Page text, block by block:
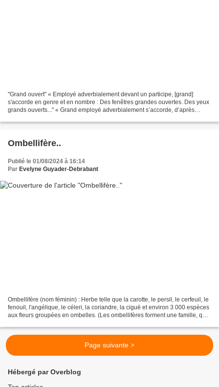
"Grand ouvert" « Employé adverbialement devant un participe, [grand]
s'accorde en genre et en nombre : Des fenêtres grandes ouvertes. Des yeux
grands ouverts..." « Grand employé adverbialement s’accorde, d’après
Ombellifère..
Publié le 01/08/2024 à 16:14
Par Evelyne Guyader-Debrabant
Ombellifère (nom féminin) : Herbe telle que la carotte, le persil, le cerfeuil, le
fenouil, l'angélique, le céleri, la coriandre, la ciguë et environ 3 000 espèces
aux fleurs groupées en ombelles. (Les ombellifères forment une famille, qui,
Page suivante >
Hébergé par Overblog